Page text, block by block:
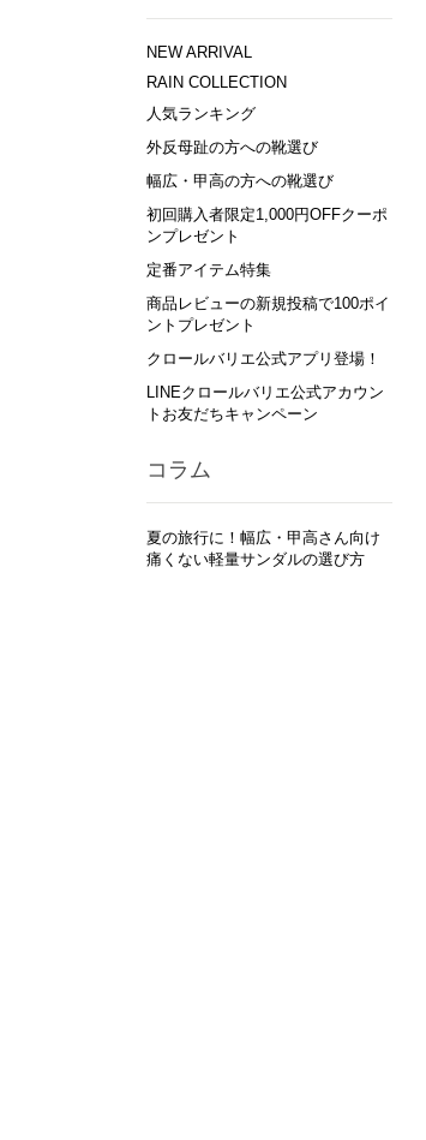
NEW ARRIVAL
RAIN COLLECTION
人気ランキング
外反母趾の方への靴選び
幅広・甲高の方への靴選び
初回購入者限定1,000円OFFクーポ
ンプレゼント
定番アイテム特集
商品レビューの新規投稿で100ポイ
ントプレゼント
クロールバリエ公式アプリ登場！
LINEクロールバリエ公式アカウン
トお友だちキャンペーン
コラム
夏の旅行に！幅広・甲高さん向け
痛くない軽量サンダルの選び方